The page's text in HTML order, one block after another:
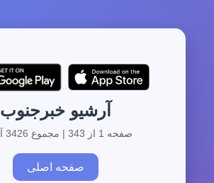
آرشیو خبرجنوب
صفحه 1 از 343 | مجموع 3426 آرشیو
صفحه اصلی